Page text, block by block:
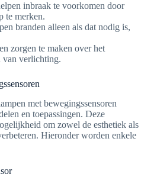
inbraak te voorkomen door
te merken.
branden alleen als dat nodig is,
zorgen te maken over het
van verlichting.
met bewegingssensoren
en toepassingen. Deze
om zowel de esthetiek als
Hieronder worden enkele